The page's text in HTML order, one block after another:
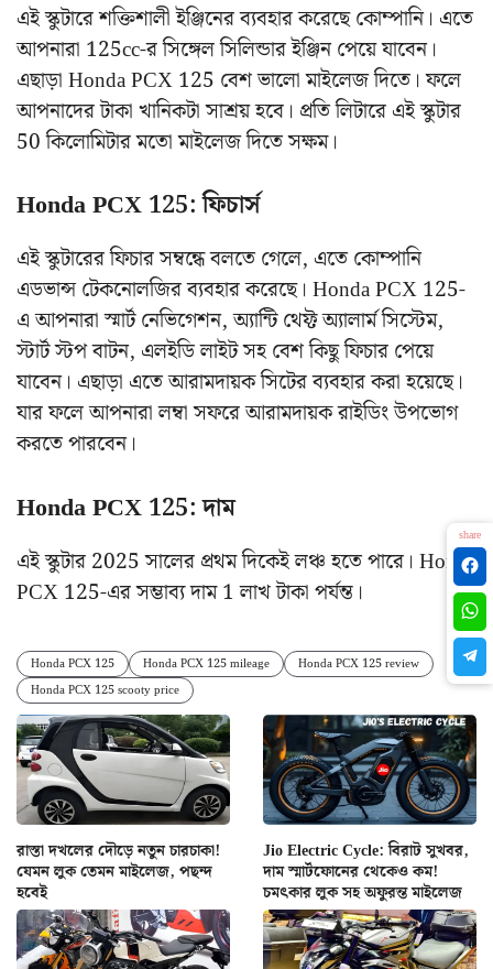
এই স্কুটারে শক্তিশালী ইঞ্জিনের ব্যবহার করেছে কোম্পানি। এতে
আপনারা 125cc-র সিঙ্গেল সিলিন্ডার ইঞ্জিন পেয়ে যাবেন।
এছাড়া Honda PCX 125 বেশ ভালো মাইলেজ দিতে। ফলে
আপনাদের টাকা খানিকটা সাশ্রয় হবে। প্রতি লিটারে এই স্কুটার
50 কিলোমিটার মতো মাইলেজ দিতে সক্ষম।
Honda PCX 125: ফিচার্স
এই স্কুটারের ফিচার সম্বন্ধে বলতে গেলে, এতে কোম্পানি
এডভান্স টেকনোলজির ব্যবহার করেছে। Honda PCX 125-
এ আপনারা স্মার্ট নেভিগেশন, অ্যান্টি থেফ্ট অ্যালার্ম সিস্টেম,
স্টার্ট স্টপ বাটন, এলইডি লাইট সহ বেশ কিছু ফিচার পেয়ে
যাবেন। এছাড়া এতে আরামদায়ক সিটের ব্যবহার করা হয়েছে।
যার ফলে আপনারা লম্বা সফরে আরামদায়ক রাইডিং উপভোগ
করতে পারবেন।
Honda PCX 125: দাম
এই স্কুটার 2025 সালের প্রথম দিকেই লঞ্চ হতে পারে। Honda
PCX 125-এর সম্ভাব্য দাম 1 লাখ টাকা পর্যন্ত।
Honda PCX 125 Honda PCX 125 mileage
Honda PCX 125 review
Honda PCX 125 scooty price
রাস্তা দখলের দৌড়ে নতুন চারচাকা!
যেমন লুক তেমন মাইলেজ, পছন্দ
হবেই
Jio Electric Cycle: বিরাট সুখবর,
দাম স্মার্টফোনের থেকেও কম!
চমৎকার লুক সহ অফুরন্ত মাইলেজ
share